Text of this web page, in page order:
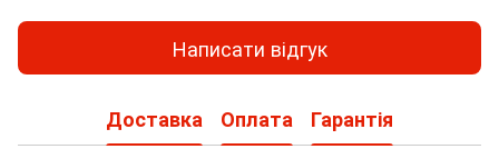
Написати відгук
Доставка Оплата Гарантія